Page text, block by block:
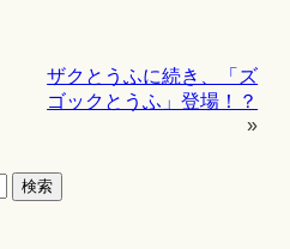
ザクとうふに続き、「ズ
ゴックとうふ」登場！？
»